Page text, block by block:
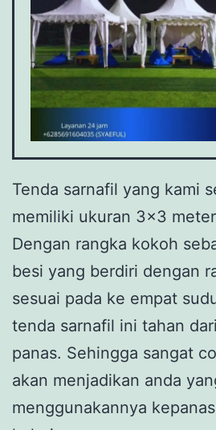
Tenda sarnafil yang kami
memiliki ukuran 3×3
Dengan rangka kokoh
besi yang berdiri dengan
sesuai pada ke empat
tenda sarnafil ini tahan
panas. Sehingga sangat
akan menjadikan anda
menggunakannya